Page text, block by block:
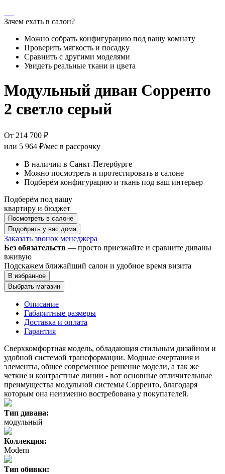
Зачем ехать в салон?
Можно собрать конфигурацию под вашу комнату
Проверить мягкость и посадку
Сравнить с другими моделями
Увидеть реальные ткани и цвета
Модульный диван Сорренто
2 светло серый
От 214 700 ₽
или 5 964 ₽/мес в рассрочку
В наличии в Санкт-Петербурге
Можно посмотреть и протестировать в салоне
Подберём конфигурацию и ткань под ваш интерьер
Подберём под вашу
квартиру и бюджет
Посмотреть в салоне
Подобрать у вас дома
Заказать звонок менеджера
Без обязательств — просто приезжайте и сравните диваны
вживую
Подскажем ближайший салон и удобное время визита
В избранное
Выбрать магазин
Описание
Габаритные размеры
Доставка и оплата
Гарантия
Сверхкомфортная модель, обладающая стильным дизайном и
удобной системой трансформации. Модные очертания и
элементы, общее современное решение модели, а так же
четкие и контрастные линии - вот основные отличительные
преимущества модульной системы Сорренто, благодаря
которым она неизменно востребована у покупателей.
Тип дивана:
модульный
Коллекция:
Modern
Тип обивки: